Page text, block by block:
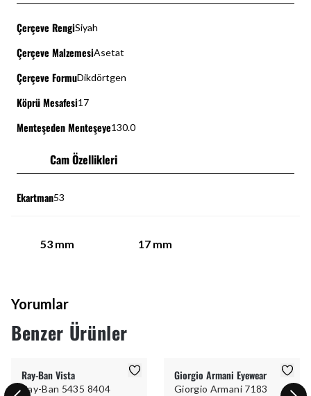
Çerçeve RengiSiyah
Çerçeve MalzemesiAsetat
Çerçeve FormuDikdörtgen
Köprü Mesafesi17
Menteşeden Menteşeye130.0
Cam Özellikleri
Ekartman53
53 mm 17 mm
Yorumlar
Benzer Ürünler
Ray-Ban Vista
Ray-Ban 5435 8404
Giorgio Armani Eyewear
Giorgio Armani 7183